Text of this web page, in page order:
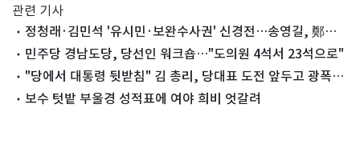
관련 기사
정청래·김민석 '유시민·보완수사권' 신경전…송영길, 鄭에
견제구
민주당 경남도당, 당선인 워크숍…"도의원 4석서 23석으로"
"당에서 대통령 뒷받침" 김 총리, 당대표 도전 앞두고 광폭행
보 보수 텃밭 부울경 성적표에 여야 희비 엇갈려